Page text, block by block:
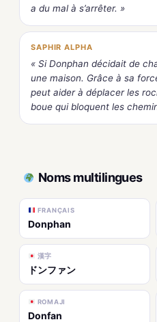
a du mal à s’arrêter. »
SAPHIR ALPHA
« Si Donphan décidait de
une maison. Grâce à sa
peut aider à déplacer les
boue qui bloquent les
Noms multilingues
FRANÇAIS
Donphan
漢字
ドンファン
ROMAJI
Donfan